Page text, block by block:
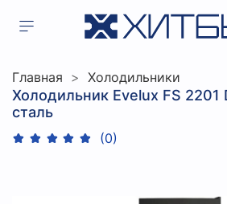
Главная Холодильники
Холодильник Evelux FS 2201
сталь
(0)